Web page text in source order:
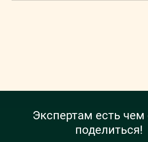
Экспертам есть
поделиться!